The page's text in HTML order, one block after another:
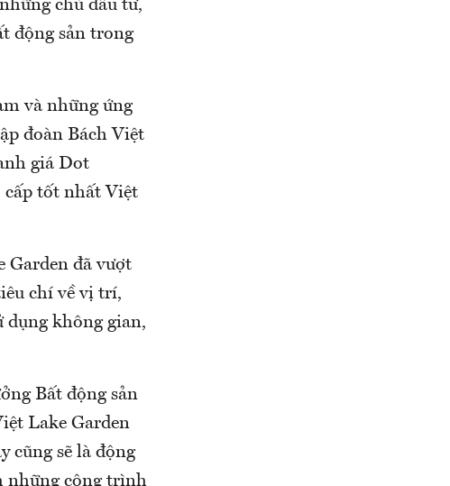
chủ đầu tư,
động sản trong
và những ứng
đoàn Bách Việt
giá Dot
cấp tốt nhất Việt
Garden đã vượt
chí về vị trí,
dụng không gian,
Bất động sản
Lake Garden
cũng sẽ là động
những công trình